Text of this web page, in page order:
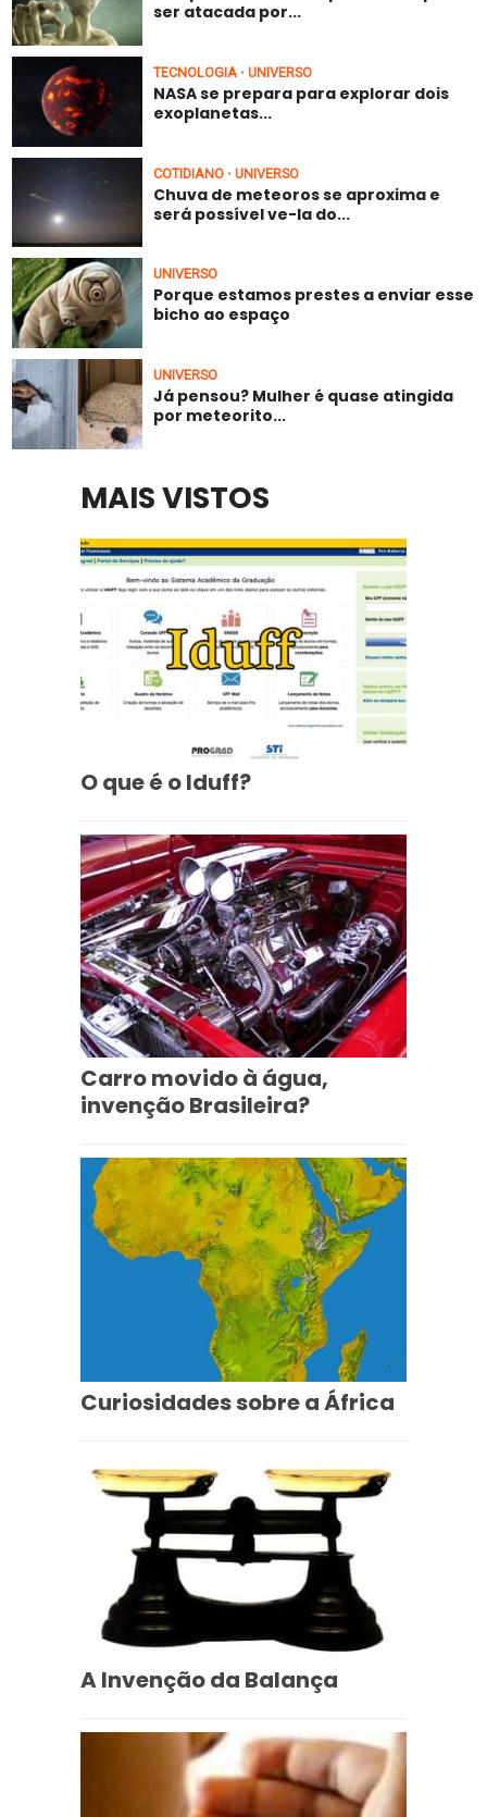
ser atacada por...
TECNOLOGIA • UNIVERSO
NASA se prepara para explorar dois
exoplanetas...
COTIDIANO • UNIVERSO
Chuva de meteoros se aproxima e
será possível ve-la do...
UNIVERSO
Porque estamos prestes a enviar esse
bicho ao espaço
UNIVERSO
Já pensou? Mulher é quase atingida
por meteorito...
MAIS VISTOS
O que é o Iduff?
Carro movido à água,
invenção Brasileira?
Curiosidades sobre a África
A Invenção da Balança